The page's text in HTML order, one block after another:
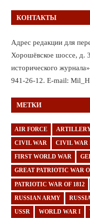
КОНТАКТЫ
Адрес редакции для
Хорошёвское шоссе, д.
исторического
941-26-12. E-mail:
МЕТКИ
AIR FORCE
CIVIL WAR CIVIL WAR
FIRST WORLD WAR
GREAT PATRIOTIC WAR
PATRIOTIC WAR OF 1812
RUSSIAN ARMY
USSR WORLD WAR I